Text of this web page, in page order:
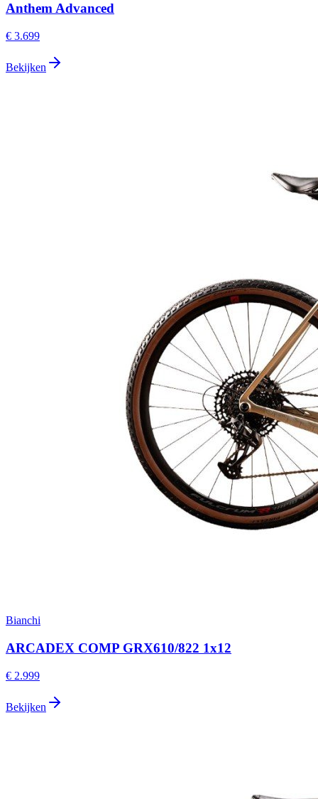
Anthem Advanced
€ 3.699
Bekijken
Bianchi
ARCADEX COMP GRX610/822 1x12
€ 2.999
Bekijken